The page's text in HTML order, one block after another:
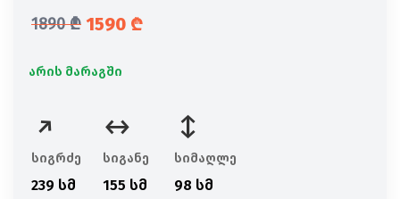
1890₾
საწყისი ფასი იყო: 1890 ₾.
1590 ₾
მიმდინარე ფასია: 1590 ₾.
არის მარაგში
სიგრძე
239 სმ
სიგანე
155 სმ
სიმაღლე
98 სმ